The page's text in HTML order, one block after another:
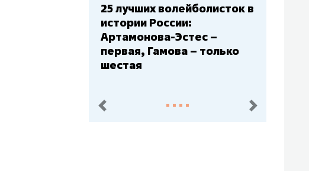
25 лучших волейболисток в
истории России:
Артамонова-Эстес –
первая, Гамова – только
шестая
пред. след.